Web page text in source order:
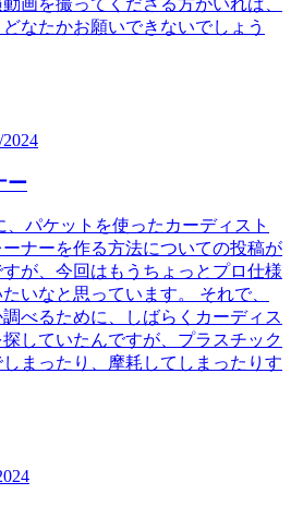
画を撮ってくださる方がいれば、
なたかお願いできないでしょう
2024
ー
パケットを使ったカーディスト
ナーを作る方法についての投稿が
が、今回はもうちょっとプロ仕様
いなと思っています。 それで、
べるために、しばらくカーディス
していたんですが、プラスチック
まったり、摩耗してしまったりす